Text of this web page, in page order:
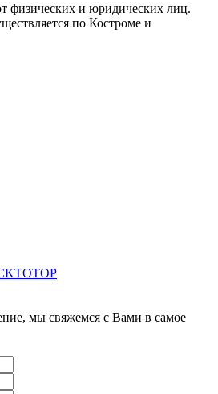
физических и юридических лиц.
по Костроме и
мы свяжемся с Вами в самое